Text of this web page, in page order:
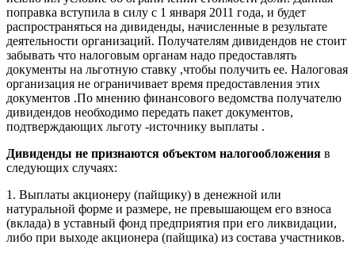
поправка вступила в силу с 1 января 2011 года, и будет
распространяться на дивиденды, начисленные в результате
деятельности организаций. Получателям дивидендов не стоит
забывать что налоговым органам надо предоставлять
документы на льготную ставку ,чтобы получить ее. Налоговая
организация не ограничивает время предоставления этих
документов .По мнению финансового ведомства получателю
дивидендов необходимо передать пакет документов,
подтверждающих льготу -источнику выплаты .
Дивиденды не признаются объектом налогообложения в
следующих случаях:
1. Выплаты акционеру (пайщику) в денежной или
натуральной форме и размере, не превышающем его взноса
(вклада) в уставный фонд предприятия при его ликвидации,
либо при выходе акционера (пайщика) из состава участников.